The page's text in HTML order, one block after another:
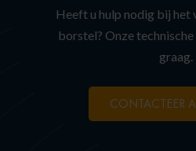
Heeft u hulp nodig bij het
borstel? Onze technische
graag.
CONTACTEER